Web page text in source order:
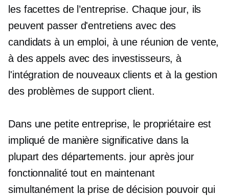
les facettes de l’entreprise. Chaque jour, ils
peuvent passer d'entretiens avec des
candidats à un emploi, à une réunion de vente,
à des appels avec des investisseurs, à
l'intégration de nouveaux clients et à la gestion
des problèmes de support client.
Dans une petite entreprise, le propriétaire est
impliqué de manière significative dans la
plupart des départements. jour après jour
fonctionnalité tout en maintenant
simultanément la prise de décision pouvoir qui